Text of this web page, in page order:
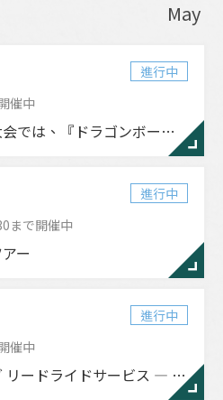
May
進行中
催中
2026年澎湖国際花火大会では、『ドラゴンボールZ』と『ドラゴンボールZ澎湖夏季花火大会』が登場します。
進行中
まで開催中
ー
進行中
催中
2026澎湖サイクリング リードライドサービス ― 春季／秋季